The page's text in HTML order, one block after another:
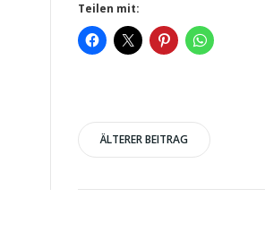
Teilen mit:
Post
navigation
ÄLTERER BEITRAG